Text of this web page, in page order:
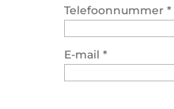
Telefoonnummer *
E-mail *